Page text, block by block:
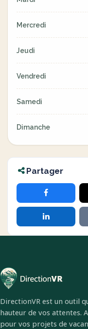
Mercredi
Jeudi
Vendredi
Samedi
Dimanche
Partager
DirectionVR est un outil
hauteur de vos attentes.
pour vos projets de